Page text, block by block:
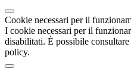
Cookie necessari per il
I cookie necessari per il
disabilitati. È possibile
policy.